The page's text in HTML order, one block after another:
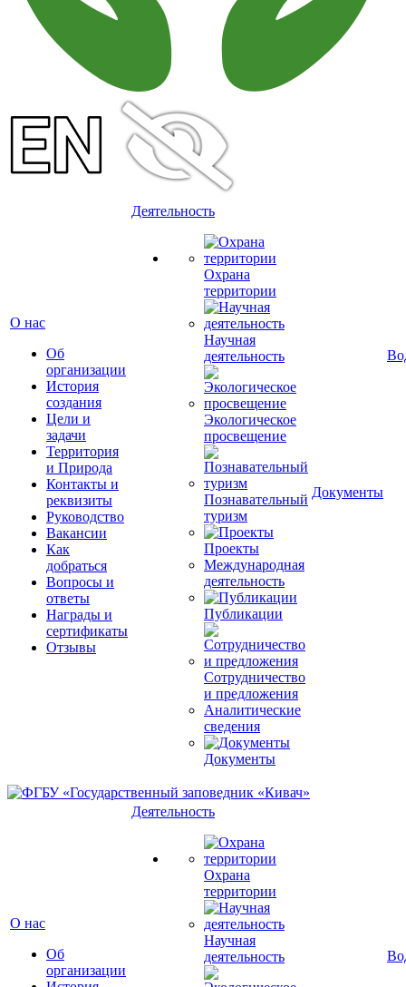
О нас
Об
организации
История
создания
Цели и
задачи
Территория
и Природа
Контакты и
реквизиты
Руководство
Вакансии
Как
добраться
Вопросы и
ответы
Награды и
сертификаты
Отзывы
Деятельность
Охрана
территории
Научная
деятельность
Экологическое
просвещение
Познавательный
туризм
Проекты
Международная
деятельность
Публикации
Сотрудничество
и предложения
Аналитические
сведения
Документы
Документы
О нас
Об
организации
Деятельность
Охрана
территории
Научная
деятельность